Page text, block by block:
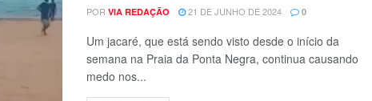
POR VIA REDAÇÃO 21 DE JUNHO DE 2024 0
Um jacaré, que está sendo visto desde o início da
semana na Praia da Ponta Negra, continua causando
medo nos...